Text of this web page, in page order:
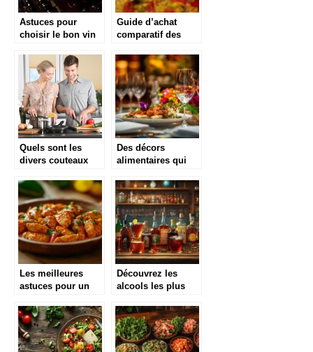
Astuces pour
choisir le bon vin
Guide d’achat
comparatif des
bon marché
Quels sont les
divers couteaux
Des décors
alimentaires qui
touche d’exception
Les meilleures
astuces pour un
parfait
Découvrez les
alcools les plus
leur impact
fascinant